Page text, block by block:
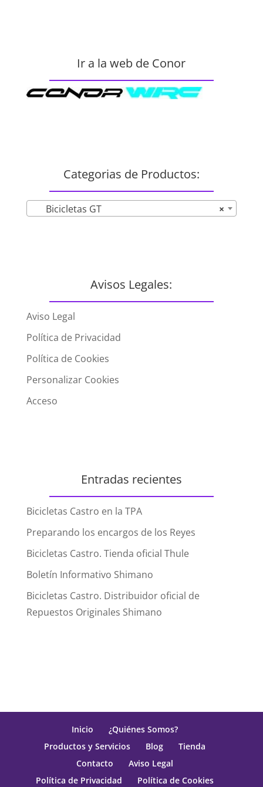
Ir a la web de Conor
Categorias de Productos:
×
Bicicletas GT
Avisos Legales:
Aviso Legal
Política de Privacidad
Política de Cookies
Personalizar Cookies
Acceso
Entradas recientes
Bicicletas Castro en la TPA
Preparando los encargos de los Reyes
Bicicletas Castro. Tienda oficial Thule
Boletín Informativo Shimano
Bicicletas Castro. Distribuidor oficial de
Repuestos Originales Shimano
Inicio
¿Quiénes Somos?
Productos y Servicios
Blog
Tienda
Contacto
Aviso Legal
Política de Privacidad
Política de Cookies